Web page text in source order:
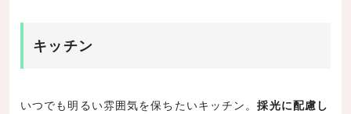
キッチン
いつでも明るい雰囲気を保ちたいキッチン。採光に配慮し